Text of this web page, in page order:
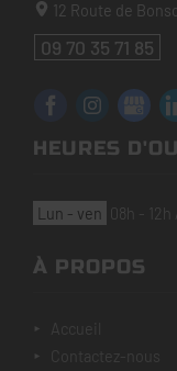
12 Route de
09 70 35 71 85
HEURES
lun - ven
À PROPOS